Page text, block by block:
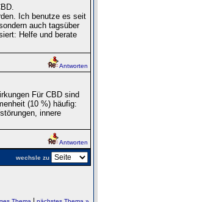
Ich benutze es seit
auch tagsüber
Helfe und berate
Antworten
Für CBD sind
(10 %) häufig:
innere
Antworten
wechsle zu